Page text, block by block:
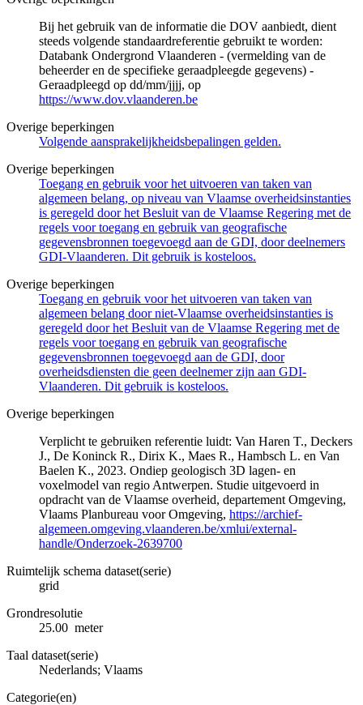
Bij het gebruik van de informatie die DOV aanbiedt, dient
steeds volgende standaardreferentie gebruikt te worden:
Databank Ondergrond Vlaanderen - (vermelding van de
beheerder en de specifieke geraadpleegde gegevens) -
Geraadpleegd op dd/mm/jjjj, op
https://www.dov.vlaanderen.be
Overige beperkingen
Volgende aansprakelijkheidsbepalingen gelden.
Overige beperkingen
Toegang en gebruik voor het uitvoeren van taken van
algemeen belang, op niveau van Vlaamse overheidsinstanties
is geregeld door het Besluit van de Vlaamse Regering met de
regels voor toegang en gebruik van geografische
gegevensbronnen toegevoegd aan de GDI, door deelnemers
GDI-Vlaanderen. Dit gebruik is kosteloos.
Overige beperkingen
Toegang en gebruik voor het uitvoeren van taken van
algemeen belang door niet-Vlaamse overheidsinstanties is
geregeld door het Besluit van de Vlaamse Regering met de
regels voor toegang en gebruik van geografische
gegevensbronnen toegevoegd aan de GDI, door
overheidsdiensten die geen deelnemer zijn aan GDI-
Vlaanderen. Dit gebruik is kosteloos.
Overige beperkingen
Verplicht te gebruiken referentie luidt: Van Haren T., Deckers
J., De Koninck R., Dirix K., Maes R., Hambsch L. en Van
Baelen K., 2023. Ondiep geologisch 3D lagen- en
voxelmodel van regio Antwerpen. Studie uitgevoerd in
opdracht van de Vlaamse overheid, departement Omgeving,
Vlaams Planbureau voor Omgeving, https://archief-
algemeen.omgeving.vlaanderen.be/xmlui/external-
handle/Onderzoek-2639700
Ruimtelijk schema dataset(serie)
grid
Grondresolutie
25.00 meter
Taal dataset(serie)
Nederlands; Vlaams
Categorie(en)